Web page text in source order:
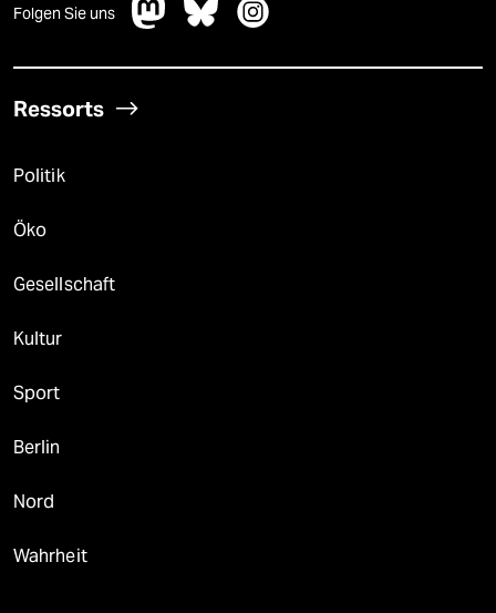
Folgen Sie uns
Ressorts
Politik
Öko
Gesellschaft
Kultur
Sport
Berlin
Nord
Wahrheit